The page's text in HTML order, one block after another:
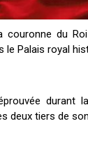
du
le Palais royal
durant
deux tiers de